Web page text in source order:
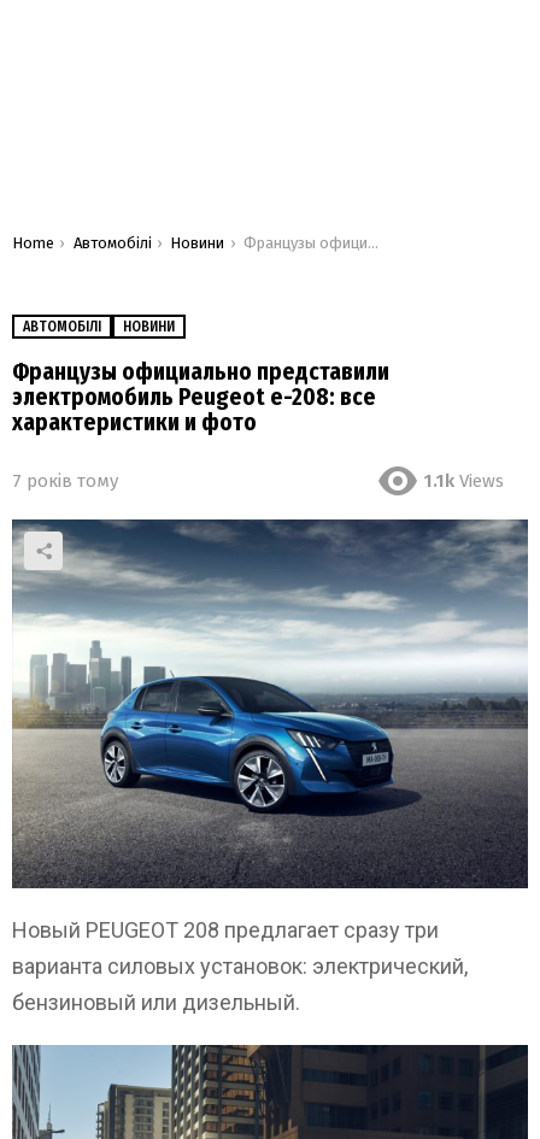
You are here:
Home Автомобілі Новини Французы официально представили электромобиль Peugeot e-208: все характеристики и фото
АВТОМОБІЛІ НОВИНИ
Французы официально представили
электромобиль Peugeot e-208: все
характеристики и фото
7 років тому 1.1k Views
Новый PEUGEOT 208 предлагает сразу три
варианта силовых установок: электрический,
бензиновый или дизельный.